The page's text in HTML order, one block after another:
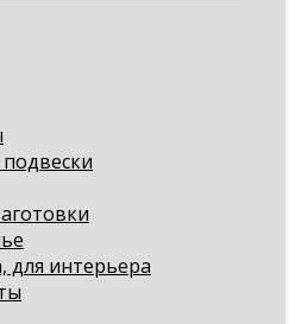
для интерьера